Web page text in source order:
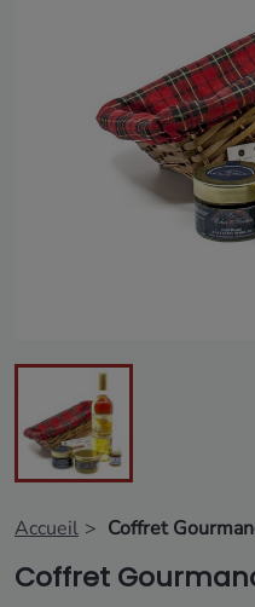
Accueil Coffret
Coffret